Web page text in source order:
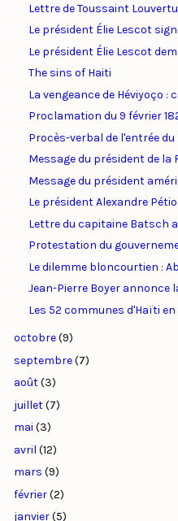
Lettre de Toussaint
Le président Élie Lescot
Le président Élie Lescot
The sins of Haiti
La vengeance de Héviyoço :
Proclamation du 9 février
Procès-verbal de l'entrée du
Message du président de la
Message du président
Le président Alexandre
Lettre du capitaine Batsch
Protestation du
Le dilemme bloncourtien :
Jean-Pierre Boyer annonce
Les 52 communes d'Haïti en
octobre(9)
septembre(7)
août(3)
juillet(7)
mai (3)
avril (12)
mars (9)
février(2)
janvier(5)